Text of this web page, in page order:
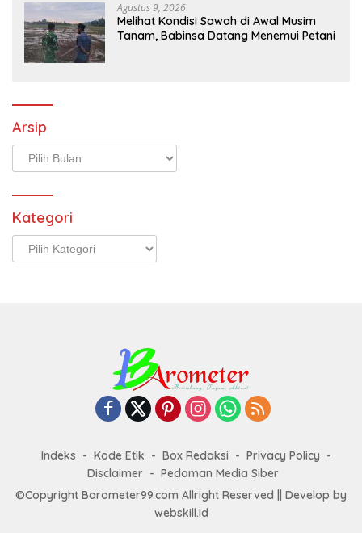
Agustus 9, 2026
Melihat Kondisi Sawah di Awal Musim
Tanam, Babinsa Datang Menemui Petani
Arsip
Arsip
Kategori
Kategori
Indeks Kode Etik Box Redaksi
Privacy Policy
Disclaimer
Pedoman Media Siber
©Copyright Barometer99.com Allright Reserved || Develop by
webskill.id